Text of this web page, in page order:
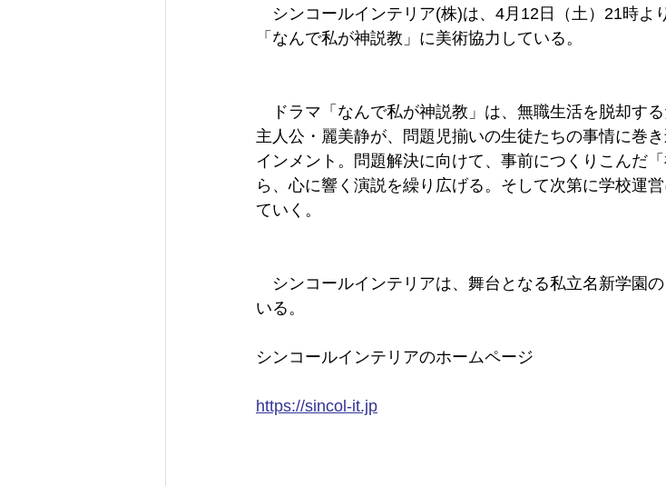
シンコールインテリア(株)は、4月12日（土）21時よ
「なんで私が神説教」に美術協力している。
ドラマ「なんで私が神説教」は、無職生活を脱却す
主人公・麗美静が、問題児揃いの生徒たちの事情に巻
インメント。問題解決に向けて、事前につくりこんだ
ら、心に響く演説を繰り広げる。そして次第に学校運
ていく。
シンコールインテリアは、舞台となる私立名新学園
いる。
シンコールインテリアのホームページ
https://sincol-it.jp